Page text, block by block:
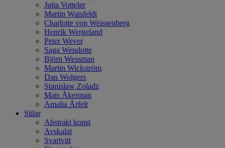
Jutta Votteler
Martin Watsfeldt
Charlotte von Weissenberg
Henrik Wergeland
Peter Wever
Saga Wendotte
Björn Wessman
Martin Wickström
Dan Wolgers
Stanislaw Zoladz
Mats Åkerman
Amalia Årfelt
Stilar
Abstrakt konst
Avskalat
Svartvitt